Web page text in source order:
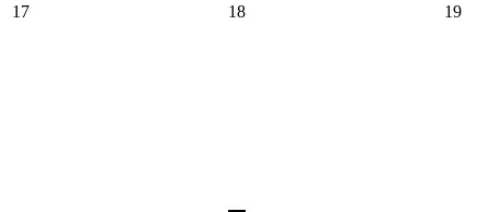
17 18 19